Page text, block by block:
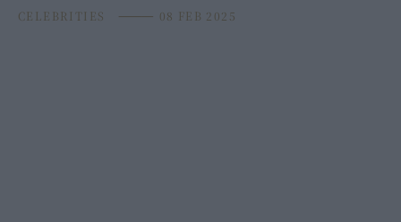
CELEBRITIES ⸻ 08 FEB 2025